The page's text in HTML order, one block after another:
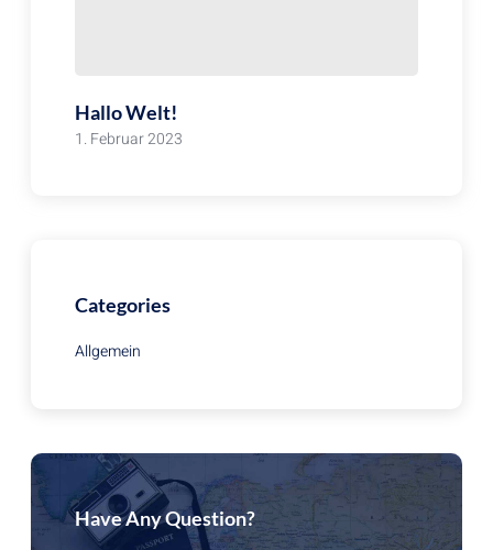
Hallo Welt!
1. Februar 2023
Categories
Allgemein
Have Any Question?